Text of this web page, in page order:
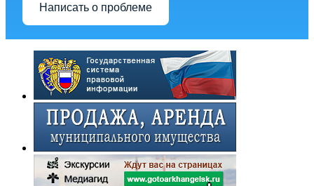
Написать о проблеме